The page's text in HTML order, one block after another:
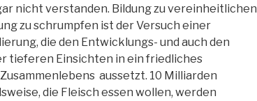
nicht verstanden. Bildung zu vereinheitlichen
zu schrumpfen ist der Versuch einer
die den Entwicklungs- und auch den
tieferen Einsichten in ein friedliches
aussetzt. 10 Milliarden
die Fleisch essen wollen, werden